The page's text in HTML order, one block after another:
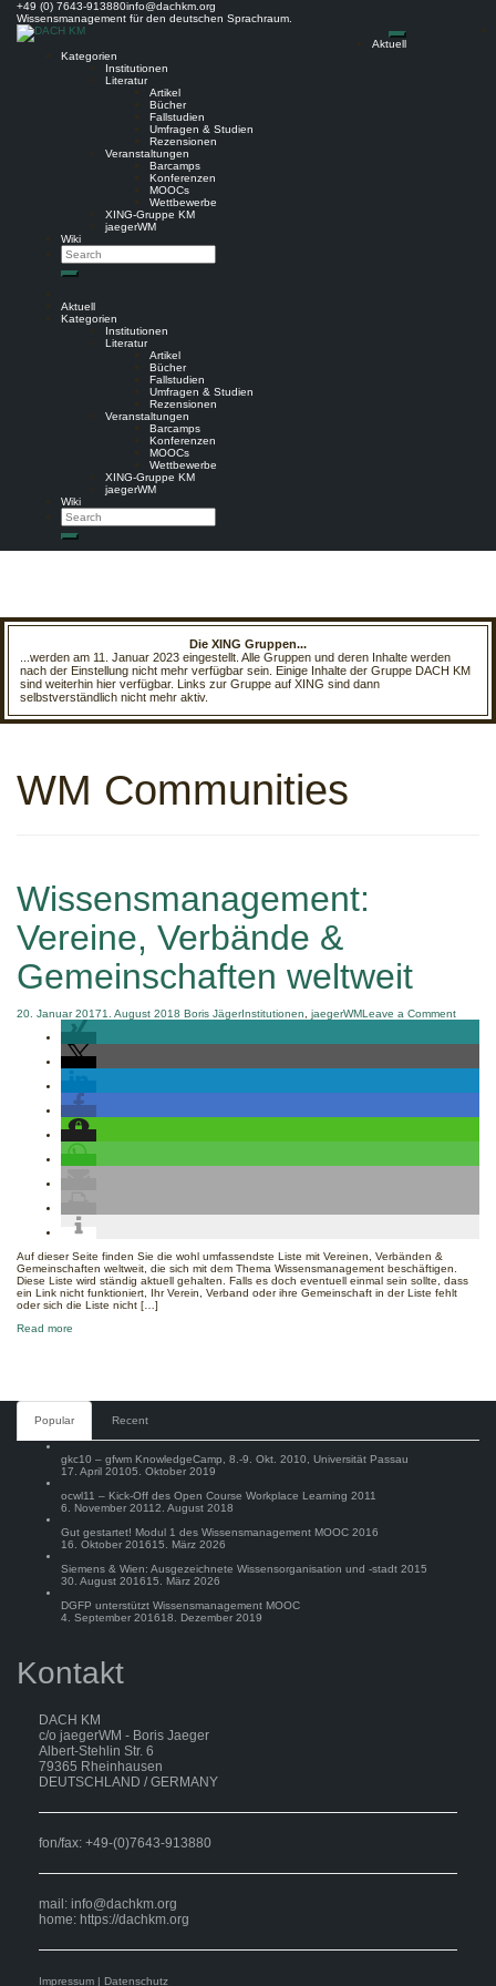
Skip
content
+49 (0) 7643-913880info@dachkm.org
Wissensmanagement für den deutschen Sprachraum.
Aktuell
Kategorien
Institutionen
Literatur
Artikel
Bücher
Fallstudien
Umfragen & Studien
Rezensionen
Veranstaltungen
Barcamps
Konferenzen
MOOCs
Wettbewerbe
XING-Gruppe KM
jaegerWM
Wiki
Search
Search
Aktuell
Kategorien
Institutionen
Literatur
Artikel
Bücher
Fallstudien
Umfragen & Studien
Rezensionen
Veranstaltungen
Barcamps
Konferenzen
MOOCs
Wettbewerbe
XING-Gruppe KM
jaegerWM
Wiki
Search
Search
Die XING Gruppen...
...werden am 11. Januar 2023 eingestellt. Alle Gruppen und deren Inhalte werden
nach der Einstellung nicht mehr verfügbar sein. Einige Inhalte der Gruppe DACH KM
sind weiterhin hier verfügbar. Links zur Gruppe auf XING sind dann
selbstverständlich nicht mehr aktiv.
WM Communities
Wissensmanagement:
Vereine, Verbände &
Gemeinschaften weltweit
20. Januar 20171. August 2018 Boris JägerInstitutionen jaegerWMLeave a Commenton
Auf dieser Seite finden Sie die wohl umfassendste Liste mit Vereinen, Verbänden &
Gemeinschaften weltweit, die sich mit dem Thema Wissensmanagement beschäftigen.
Diese Liste wird ständig aktuell gehalten. Falls es doch eventuell einmal sein sollte, dass
ein Link nicht funktioniert, Ihr Verein, Verband oder ihre Gemeinschaft in der Liste fehlt
oder sich die Liste nicht […]
Read more
weltweit
Popular
Recent
gkc10 – gfwm KnowledgeCamp, 8.-9. Okt. 2010, Universität Passau
17. April 20105. Oktober 2019
ocwl11 – Kick-Off des Open Course Workplace Learning 2011
6. November 20112. August 2018
Gut gestartet! Modul 1 des Wissensmanagement MOOC 2016
16. Oktober 201615. März 2026
Siemens & Wien: Ausgezeichnete Wissensorganisation und -stadt 2015
30. August 201615. März 2026
DGFP unterstützt Wissensmanagement MOOC
4. September 201618. Dezember 2019
Kontakt
DACH KM
c/o jaegerWM - Boris Jaeger
Albert-Stehlin Str. 6
79365 Rheinhausen
DEUTSCHLAND / GERMANY
fon/fax: +49-(0)7643-913880
mail: info@dachkm.org
home: https://dachkm.org
Impressum | Datenschutz